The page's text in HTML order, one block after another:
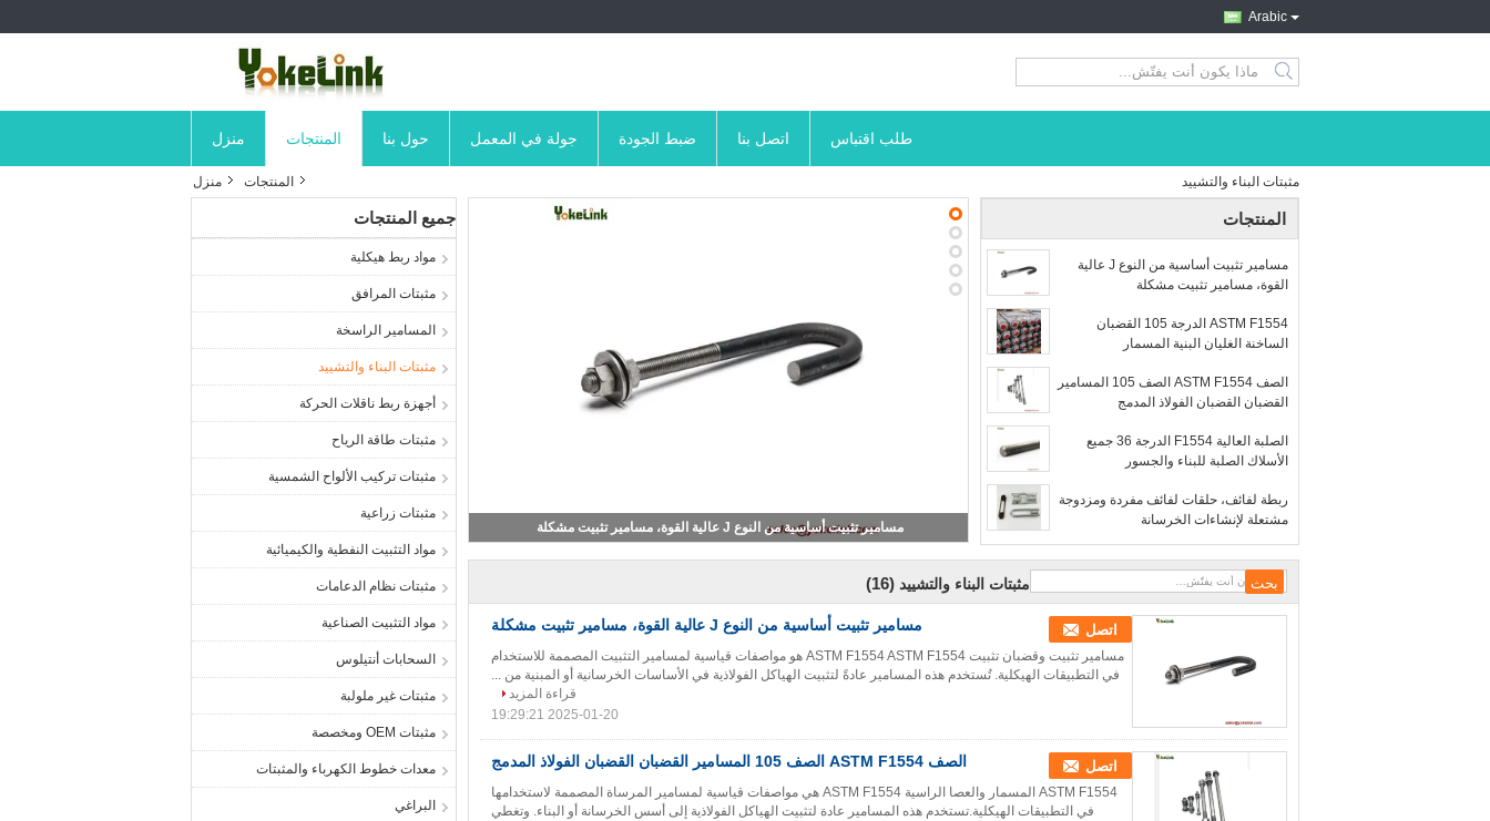
Arabic
search
منزل المنتجات حول بنا جولة في المعمل ضبط الجودة اتصل بنا طلب اقتباس
منزل المنتجات مثبتات البناء والتشييد
جميع المنتجات
مواد ربط هيكلية
مثبتات المرافق
المسامير الراسخة
مثبتات البناء والتشييد
أجهزة ربط ناقلات الحركة
مثبتات طاقة الرياح
مثبتات تركيب الألواح الشمسية
مثبتات زراعية
مواد التثبيت النفطية والكيميائية
مثبتات نظام الدعامات
مواد التثبيت الصناعية
السحابات أنتيلوس
مثبتات غير ملولبة
مثبتات OEM ومخصصة
معدات خطوط الكهرباء والمثبتات
البراغي
ASTM F1554 الدرجة 105 القضبان الساخنة الغليان البنية المسمار
المنتجات
مسامير تثبيت أساسية من النوع J عالية
القوة، مسامير تثبيت مشكلة
ASTM F1554 الدرجة 105 القضبان
الساخنة الغليان البنية المسمار
الصف ASTM F1554 الصف 105 المسامير
القضبان القضبان الفولاذ المدمج
الصلبة العالية F1554 الدرجة 36 جميع
الأسلاك الصلبة للبناء والجسور
ربطة لفائف، حلقات لفائف مفردة ومزدوجة
مشتعلة لإنشاءات الخرسانة
مثبتات البناء والتشييد (16)
مسامير تثبيت أساسية من النوع J عالية القوة، مسامير تثبيت مشكلة اتصل
مسامير تثبيت وقضبان تثبيت ASTM F1554 ASTM F1554 هو مواصفات قياسية لمسامير التثبيت المصممة للاستخدام
في التطبيقات الهيكلية. تُستخدم هذه المسامير عادةً لتثبيت الهياكل الفولاذية في الأساسات الخرسانية أو المبنية من ...
قراءة المزيد
2025-01-20 19:29:21
الصف ASTM F1554 الصف 105 المسامير القضبان القضبان الفولاذ المدمج اتصل
ASTM F1554 المسمار والعصا الراسية ASTM F1554 هي مواصفات قياسية لمسامير المرساة المصممة لاستخدامها
في التطبيقات الهيكلية.تستخدم هذه المسامير عادة لتثبيت الهياكل الفولاذية إلى أسس الخرسانة أو البناء. وتغطي